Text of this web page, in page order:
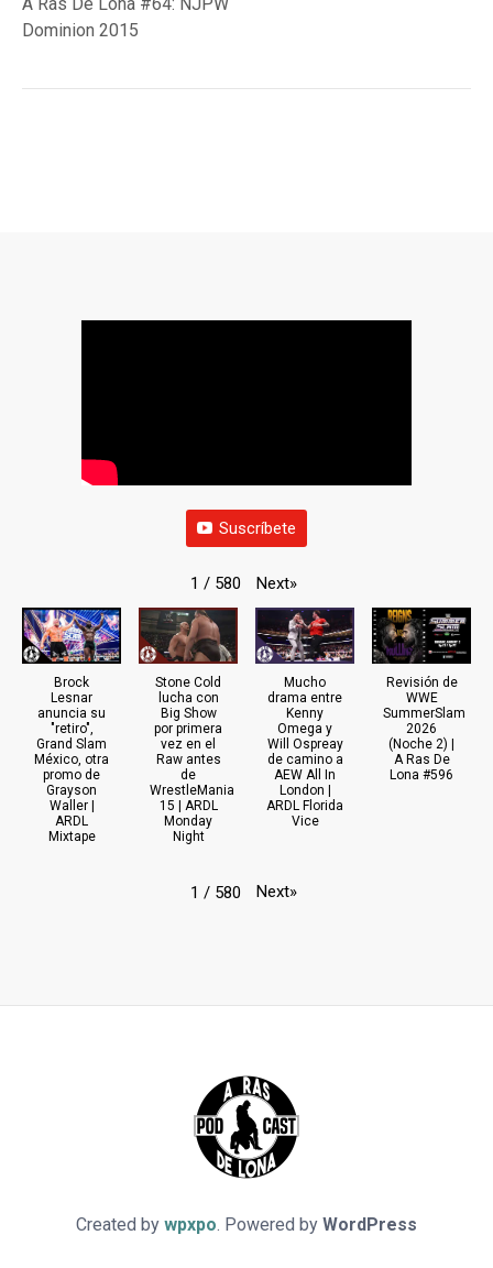
de
entradas
Dominion 2015
Suscríbete
1 / 580 Next»
Brock
Lesnar
anuncia su
"retiro",
Grand Slam
México, otra
promo de
Grayson
Waller |
ARDL
Mixtape
Stone Cold
lucha con
Big Show
por primera
vez en el
Raw antes
de
WrestleMania
15 | ARDL
Monday
Night
Mucho
drama entre
Kenny
Omega y
Will Ospreay
de camino a
AEW All In
London |
ARDL Florida
Vice
Revisión de
WWE
SummerSlam
2026
(Noche 2) |
A Ras De
Lona #596
1 / 580 Next»
Created by wpxpo. Powered by WordPress